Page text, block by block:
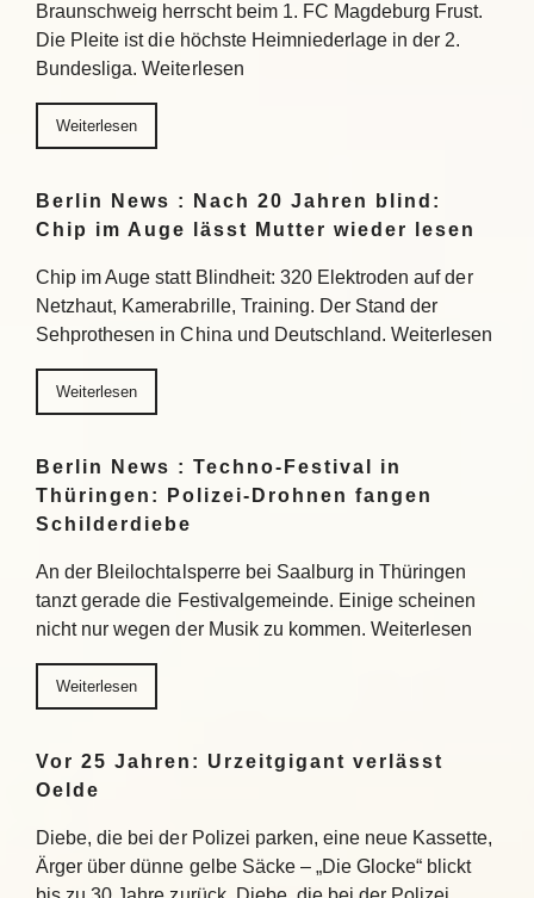
Braunschweig herrscht beim 1. FC Magdeburg Frust.
Die Pleite ist die höchste Heimniederlage in der 2.
Bundesliga. Weiterlesen
Weiterlesen
Berlin News : Nach 20 Jahren blind:
Chip im Auge lässt Mutter wieder lesen
Chip im Auge statt Blindheit: 320 Elektroden auf der
Netzhaut, Kamerabrille, Training. Der Stand der
Sehprothesen in China und Deutschland. Weiterlesen
Weiterlesen
Berlin News : Techno-Festival in
Thüringen: Polizei-Drohnen fangen
Schilderdiebe
An der Bleilochtalsperre bei Saalburg in Thüringen
tanzt gerade die Festivalgemeinde. Einige scheinen
nicht nur wegen der Musik zu kommen. Weiterlesen
Weiterlesen
Vor 25 Jahren: Urzeitgigant verlässt
Oelde
Diebe, die bei der Polizei parken, eine neue Kassette,
Ärger über dünne gelbe Säcke – „Die Glocke“ blickt